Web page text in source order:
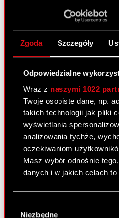
Zgoda Szczegóły
Odpowiedzialne
Wraz z naszymi 1022
Twoje osobiste dane, np.
takich technologii jak pliki
wyświetlania
analizowania tychże,
oczekiwaniom
Masz wybór odnośnie
danych i w jakich celach to
Gromadzić dane
zgody
Niezbędne
Scania i CD
w trasę!
współpracy z firmą Scania